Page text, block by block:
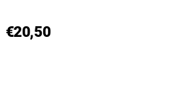
€20,50